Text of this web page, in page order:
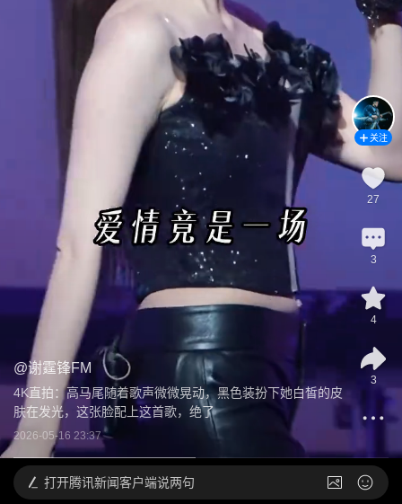
@谢霆锋FM
4K直拍：高马尾随着歌声微微晃动，黑色装扮下她白皙的皮
肤在发光，这张脸配上这首歌，绝了
2026-05-16 23:37
关注
27
3
4
3
打开腾讯新闻客户端说两句